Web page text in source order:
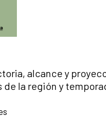
alcance y
la región y